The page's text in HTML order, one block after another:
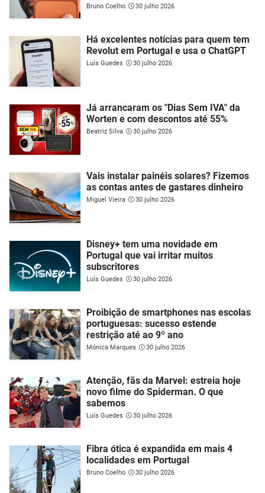
Bruno Coelho 30 julho 2026
Há excelentes notícias para quem tem
Revolut em Portugal e usa o ChatGPT
Luís Guedes 30 julho 2026
Já arrancaram os "Dias Sem IVA" da
Worten e com descontos até 55%
Beatriz Silva 30 julho 2026
Vais instalar painéis solares? Fizemos
as contas antes de gastares dinheiro
Miguel Vieira 30 julho 2026
Disney+ tem uma novidade em
Portugal que vai irritar muitos
subscritores
Luís Guedes 30 julho 2026
Proibição de smartphones nas escolas
portuguesas: sucesso estende
restrição até ao 9º ano
Mónica Marques 30 julho 2026
Atenção, fãs da Marvel: estreia hoje
novo filme do Spiderman. O que
sabemos
Luís Guedes 30 julho 2026
Fibra ótica é expandida em mais 4
localidades em Portugal
Bruno Coelho 30 julho 2026